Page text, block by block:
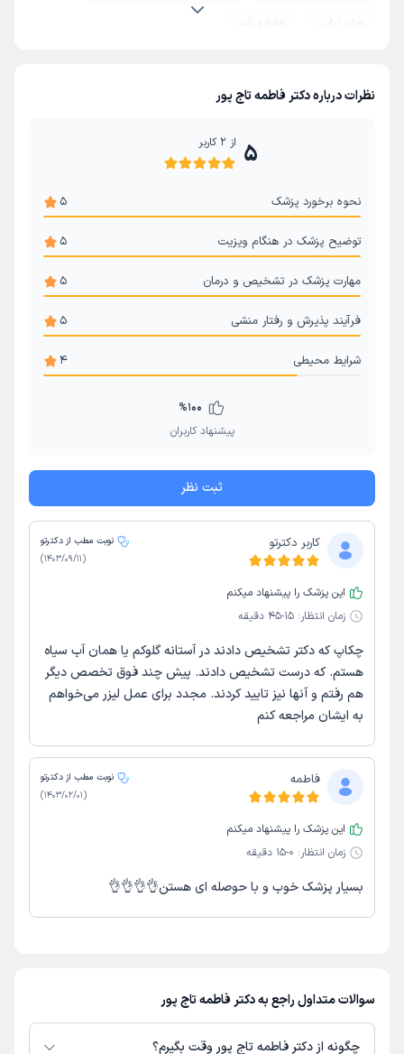
ویژن تراپی
ویتره و رتین
نظرات درباره دکتر فاطمه تاج پور
5 از 2 کاربر
نحوه برخورد پزشک 5
توضیح پزشک در هنگام ویزیت 5
مهارت پزشک در تشخیص و درمان 5
فرآیند پذیرش و رفتار منشی 5
شرایط محیطی 4
%100
پیشنهاد کاربران
ثبت نظر
کاربر دکترتو
نوبت مطب از دکترتو
(
1403/09/11
)
این پزشک را پیشنهاد میکنم
زمان انتظار: 15-45 دقیقه
چکاپ که دکتر تشخیص دادند در آستانه گلوکم یا همان آب سیاه
هستم. که درست تشخیص دادند. پیش چند فوق تخصص دیگر
هم رفتم و آنها نیز تایید کردند. مجدد برای عمل لیزر می‌خواهم
به ایشان مراجعه کنم
فاطمه
نوبت مطب از دکترتو
(
1403/02/01
)
این پزشک را پیشنهاد میکنم
زمان انتظار: 0-15 دقیقه
بسیار پزشک خوب و با حوصله ای هستن👌👌👌👌
سوالات متداول راجع به دکتر فاطمه تاج پور
چگونه از دکتر فاطمه تاج پور وقت بگیرم؟